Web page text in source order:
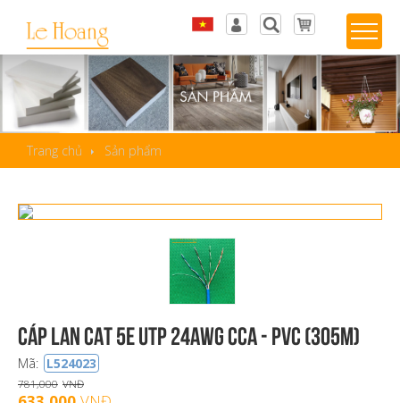
EnglishSản phẩm yêu thích
Trang chủ Sản phẩm
Cáp LAN CAT 5E UTP 24AWG CCA - PVC (305m)
Mã: L524023
781,000 VNĐ